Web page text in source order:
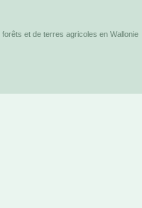
et de terres agricoles en Wallonie